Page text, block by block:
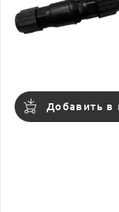
Добавить в